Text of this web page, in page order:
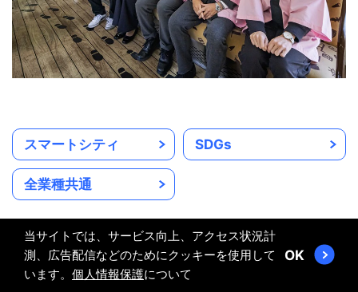
スマートシティ SDGs
全業種共通
当サイトでは、サービス向上、アクセス状況計
測、広告配信などのためにクッキーを使用して
います。 個人情報保護について
OK